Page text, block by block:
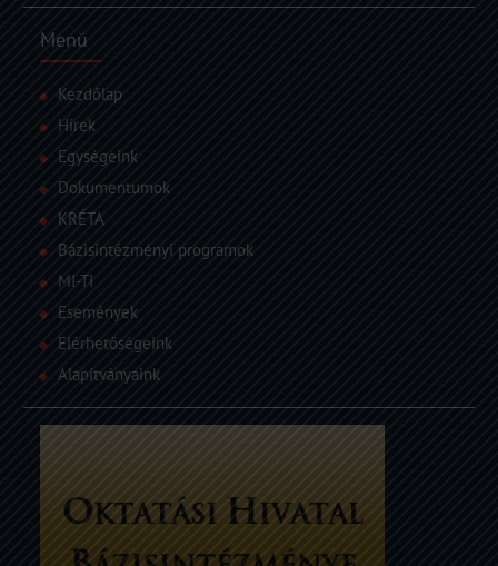
Menü
Kezdőlap
Hírek
Egységeink
Dokumentumok
KRÉTA
Bázisintézményi programok
MI-TI
Események
Elérhetőségeink
Alapítványaink